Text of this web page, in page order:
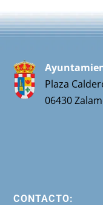
Plaza
06430
CONTACTO: